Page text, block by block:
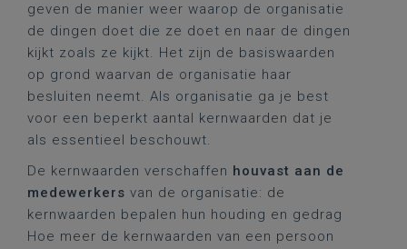
geven de manier weer waarop de organisatie
de dingen doet die ze doet en naar de dingen
kijkt zoals ze kijkt. Het zijn de basiswaarden
op grond waarvan de organisatie haar
besluiten neemt. Als organisatie ga je best
voor een beperkt aantal kernwaarden dat je
als essentieel beschouwt.
De kernwaarden verschaffen houvast aan de
medewerkers van de organisatie: de
kernwaarden bepalen hun houding en gedrag
Hoe meer de kernwaarden van een persoon